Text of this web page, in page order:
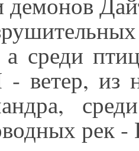
среди
- ветер, из
рек -